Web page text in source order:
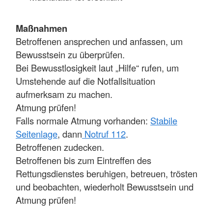
Maßnahmen
Betroffenen ansprechen und anfassen, um
Bewusstsein zu überprüfen.
Bei Bewusstlosigkeit laut „Hilfe“ rufen, um
Umstehende auf die Notfallsituation
aufmerksam zu machen.
Atmung prüfen!
Falls normale Atmung vorhanden: Stabile
Seitenlage, dann Notruf 112.
Betroffenen zudecken.
Betroffenen bis zum Eintreffen des
Rettungsdienstes beruhigen, betreuen, trösten
und beobachten, wiederholt Bewusstsein und
Atmung prüfen!